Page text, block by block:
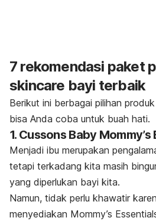
7 rekomendasi paket
skincare bayi terbaik
Berikut ini berbagai pilihan produk
bisa Anda coba untuk buah hati.
1. Cussons Baby
Menjadi ibu merupakan
tetapi terkadang kita masih
yang diperlukan bayi kita.
Namun, tidak perlu khawatir
menyediakan Mommy’s